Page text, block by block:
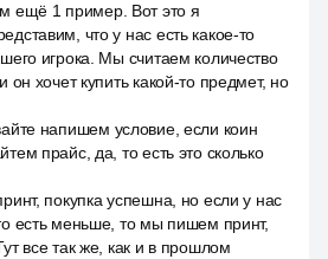
ещё 1 пример. Вот это я
что у нас есть какое-то
игрока. Мы считаем количество
он хочет купить какой-то предмет, но
напишем условие, если коин
прайс, да, то есть это сколько
покупка успешна, но если у нас
есть меньше, то мы пишем принт,
все так же, как и в прошлом